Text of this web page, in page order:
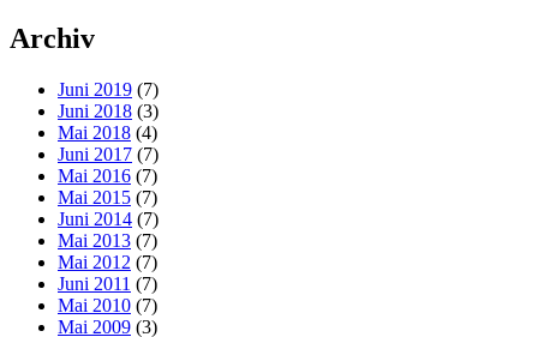
Archiv
Juni 2019 (7)
Juni 2018 (3)
Mai 2018 (4)
Juni 2017 (7)
Mai 2016 (7)
Mai 2015 (7)
Juni 2014 (7)
Mai 2013 (7)
Mai 2012 (7)
Juni 2011 (7)
Mai 2010 (7)
Mai 2009 (3)